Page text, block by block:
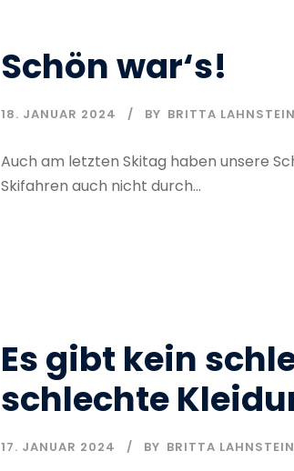
Schön war‘s!
18. JANUAR 2024 BY BRITTA LAHNSTEIN
Auch am letzten Skitag haben unsere
Skifahren auch nicht durch...
Es gibt kein
schlechte
17. JANUAR 2024 BY BRITTA LAHNSTEIN